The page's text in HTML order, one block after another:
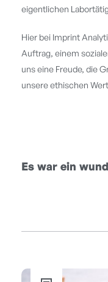
eigentlichen
Hier bei Imprint
Auftrag, einem
uns eine Freude, die
unsere ethischen
Es war ein